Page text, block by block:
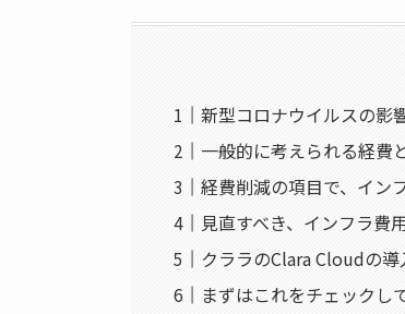
新型コロナウイルスの影
一般的に考えられる経費
経費削減の項目で、イン
見直すべき、インフラ費
クララのClara Cloudの
まずはこれをチェックし